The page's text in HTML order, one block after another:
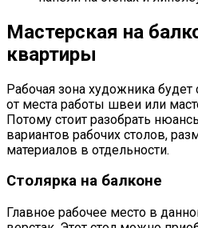
Мастерская на
квартиры
Рабочая зона художника будет
от места работы швеи или
Потому стоит разобрать
вариантов рабочих столов,
материалов в отдельности.
Столярка на балконе
Главное рабочее место в